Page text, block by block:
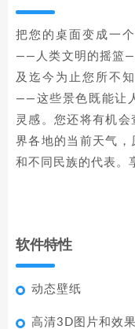
把您的桌面变成一
——人类文明的摇篮
及迄今为止您所不
——这些景色既能让
灵感。您还将有机
界各地的当前天气，
和不同民族的代表。
软件特性
动态壁纸
高清3D图片和效果